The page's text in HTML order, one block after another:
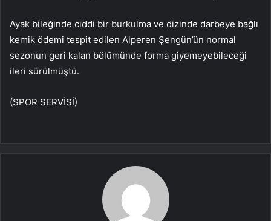
Ayak bileğinde ciddi bir burkulma ve dizinde darbeye bağlı
kemik ödemi tespit edilen Alperen Şengün’ün normal
sezonun geri kalan bölümünde forma giyemeyebileceği
ileri sürülmüştü.
(SPOR SERVİSİ)